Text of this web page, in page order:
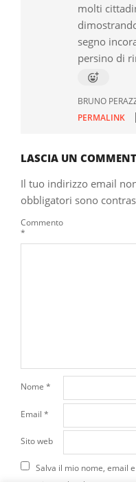
molti
segno
persino di
BRUNO
PERMALINK
LASCIA UN
Il tuo indirizzo email
obbligatori sono
Commento
*
Nome *
Email *
Sito web
Salva il mio nome, email